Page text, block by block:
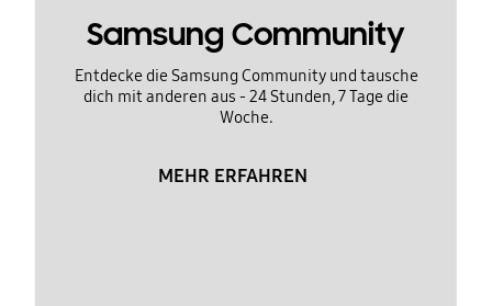
Samsung Community
Entdecke die Samsung Community und tausche
dich mit anderen aus - 24 Stunden, 7 Tage die
Woche.
MEHR ERFAHREN